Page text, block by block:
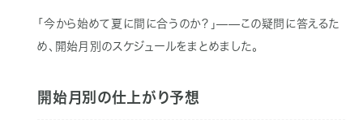
「今から始めて夏に間に合うのか？」——この疑問に答えるた
め、開始月別のスケジュールをまとめました。
開始月別の仕上がり予想